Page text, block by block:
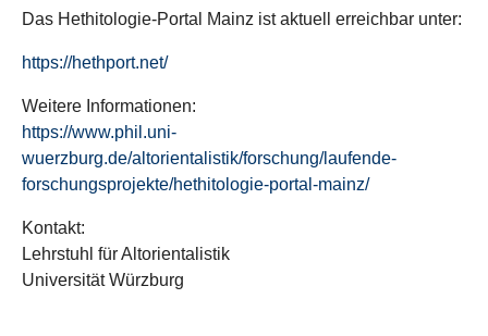
Das Hethitologie-Portal Mainz ist aktuell erreichbar unter:
https://hethport.net/
Weitere Informationen:
https://www.phil.uni-
wuerzburg.de/altorientalistik/forschung/laufende-
forschungsprojekte/hethitologie-portal-mainz/
Kontakt:
Lehrstuhl für Altorientalistik
Universität Würzburg